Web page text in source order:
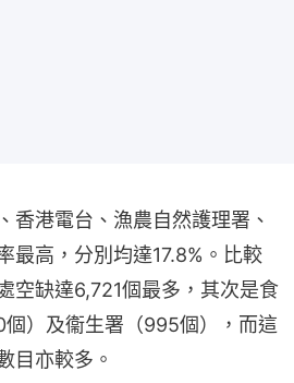
香港電台、漁農自然護理署、
最高，分別均達17.8%。比較
空缺達6,721個最多，其次是食
）及衞生署（995個），而這
目亦較多。